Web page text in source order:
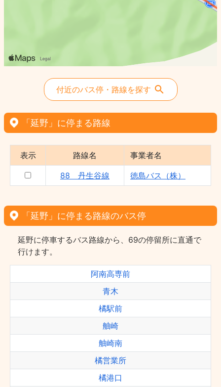
付近のバス停・路線を探す
「延野」に停まる路線
表示 路線名 事業者名
88 丹生谷線 徳島バス（株）
「延野」に停まる路線のバス停
延野に停車するバス路線から、69の停留所に直通で
行けます。
阿南高専前
青木
橘駅前
舳崎
舳崎南
橘営業所
橘港口